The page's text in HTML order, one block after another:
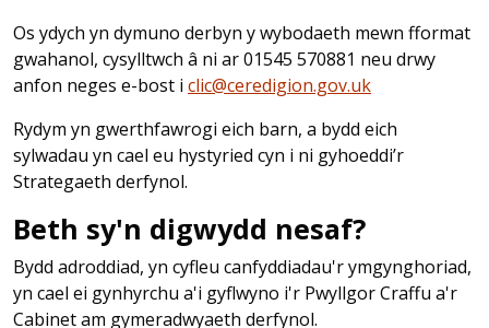
Os ydych yn dymuno derbyn y wybodaeth mewn fformat
gwahanol, cysylltwch â ni ar 01545 570881 neu drwy
anfon neges e-bost i clic@ceredigion.gov.uk
Rydym yn gwerthfawrogi eich barn, a bydd eich
sylwadau yn cael eu hystyried cyn i ni gyhoeddi’r
Strategaeth derfynol.
Beth sy'n digwydd nesaf?
Bydd adroddiad, yn cyfleu canfyddiadau'r ymgynghoriad,
yn cael ei gynhyrchu a'i gyflwyno i'r Pwyllgor Craffu a'r
Cabinet am gymeradwyaeth derfynol.